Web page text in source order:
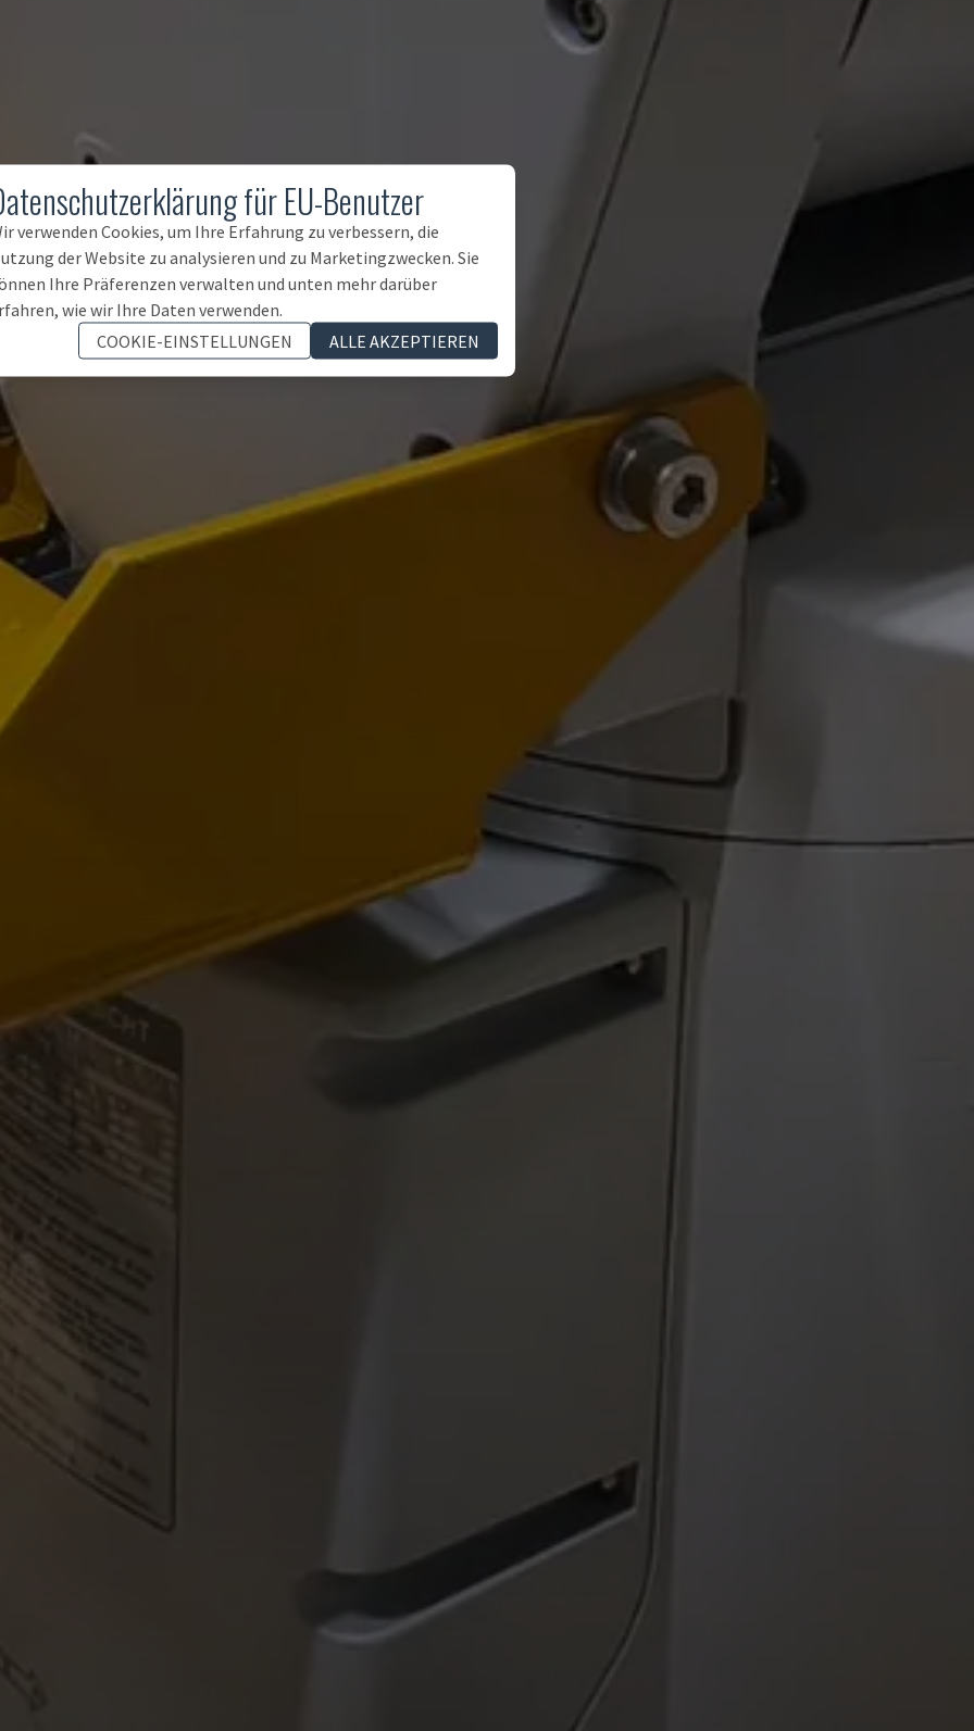
für EU-Benutzer
verwenden Cookies, um Ihre Erfahrung zu verbessern, die
der Website zu analysieren und zu Marketingzwecken. Sie
Ihre Präferenzen verwalten und unten mehr darüber
wie wir Ihre Daten verwenden.
COOKIE-EINSTELLUNGEN
ALLE AKZEPTIEREN